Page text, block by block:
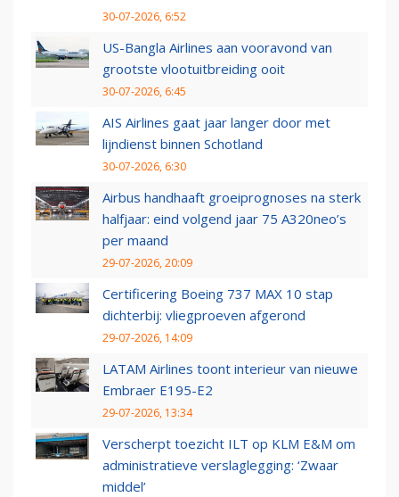
30-07-2026, 6:52
US-Bangla Airlines aan vooravond van
grootste vlootuitbreiding ooit
30-07-2026, 6:45
AIS Airlines gaat jaar langer door met
lijndienst binnen Schotland
30-07-2026, 6:30
Airbus handhaaft groeiprognoses na sterk
halfjaar: eind volgend jaar 75 A320neo’s
per maand
29-07-2026, 20:09
Certificering Boeing 737 MAX 10 stap
dichterbij: vliegproeven afgerond
29-07-2026, 14:09
LATAM Airlines toont interieur van nieuwe
Embraer E195-E2
29-07-2026, 13:34
Verscherpt toezicht ILT op KLM E&M om
administratieve verslaglegging: ‘Zwaar
middel’